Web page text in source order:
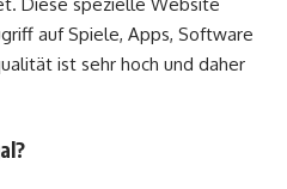
auf Spiele, Apps, Software
ist sehr hoch und daher